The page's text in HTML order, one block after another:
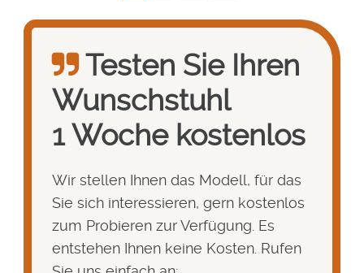
Testen Sie Ihren
Wunsch­stuhl
1 Woche kostenlos
Wir stellen Ihnen das Modell, für das
Sie sich interessieren, gern kostenlos
zum Probieren zur Verfügung. Es
entstehen Ihnen keine Kosten. Rufen